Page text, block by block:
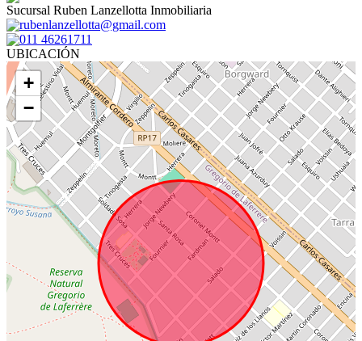
Sucursal Ruben Lanzellotta Inmobiliaria
rubenlanzellotta@gmail.com
011 46261711
UBICACIÓN
+
−